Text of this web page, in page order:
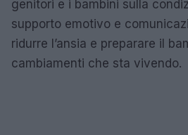
genitori e i bambini sulla
supporto emotivo e
ridurre l’ansia e preparare il
cambiamenti che sta vivendo.